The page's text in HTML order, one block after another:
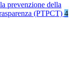
prevenzione della
(PTPCT) 4